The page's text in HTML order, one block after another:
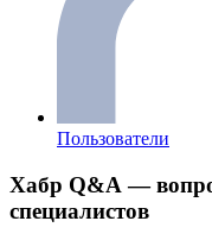
Пользователи
Хабр Q&A —
специалистов